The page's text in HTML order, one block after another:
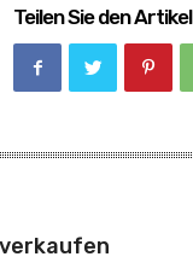
Teilen Sie den Artikel